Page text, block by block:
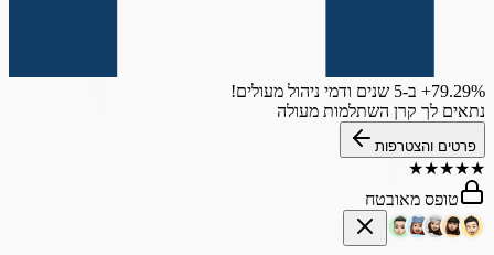
‎+79.29% ב-5 שנים
ודמי ניהול מעולים!
נתאים לך קרן השתלמות מעולה
פרטים והצטרפות
★
★
★
★
★
טופס מאובטח